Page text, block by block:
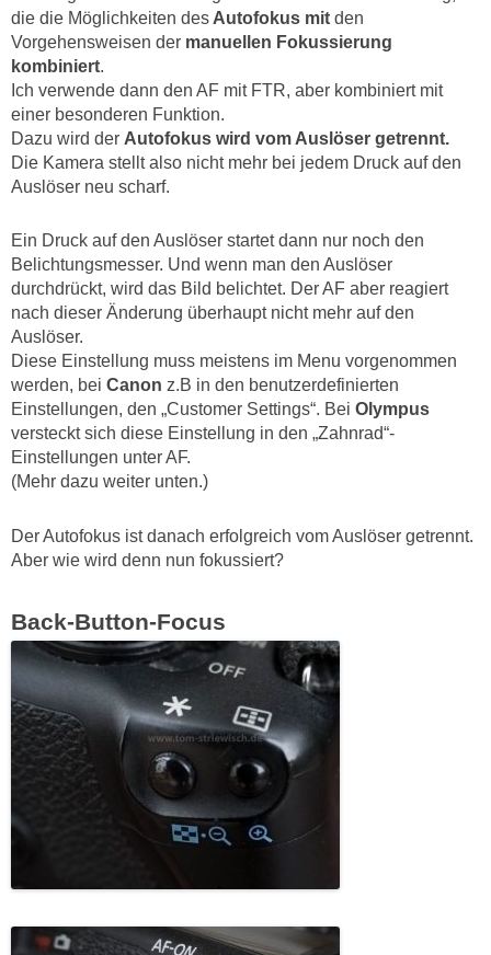
die die Möglichkeiten des Autofokus mit den
Vorgehensweisen der manuellen Fokussierung
kombiniert.
Ich verwende dann den AF mit FTR, aber kombiniert mit
einer besonderen Funktion.
Dazu wird der Autofokus wird vom Auslöser getrennt.
Die Kamera stellt also nicht mehr bei jedem Druck auf den
Auslöser neu scharf.
Ein Druck auf den Auslöser startet dann nur noch den
Belichtungsmesser. Und wenn man den Auslöser
durchdrückt, wird das Bild belichtet. Der AF aber reagiert
nach dieser Änderung überhaupt nicht mehr auf den
Auslöser.
Diese Einstellung muss meistens im Menu vorgenommen
werden, bei Canon z.B in den benutzerdefinierten
Einstellungen, den „Customer Settings“. Bei Olympus
versteckt sich diese Einstellung in den „Zahnrad“-
Einstellungen unter AF.
(Mehr dazu weiter unten.)
Der Autofokus ist danach erfolgreich vom Auslöser getrennt.
Aber wie wird denn nun fokussiert?
Back-Button-Focus